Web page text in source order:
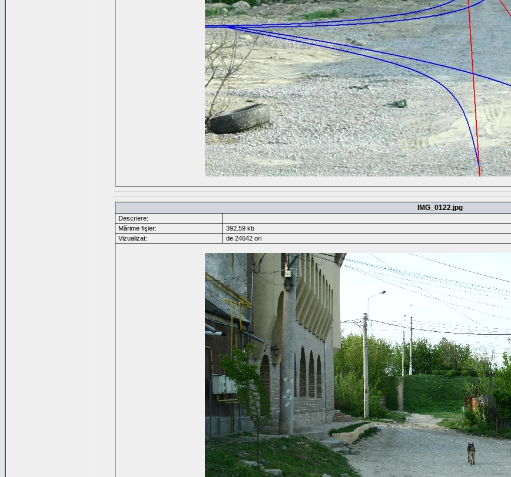
IMG_0122.jpg
Descriere:
Mărime fişier:
392.59 kb
Vizualizat:
de 24642 ori